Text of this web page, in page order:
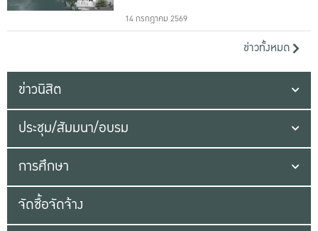
14 กรกฎาคม 2569
ข่าวทั้งหมด
ข่าวนิสิต
ประชุม/สัมมนา/อบรม
การศึกษา
จัดซื้อจัดจ้าง